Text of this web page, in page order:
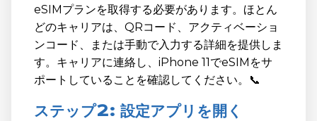
eSIMプランを取得する必要があります。ほとん
どのキャリアは、QRコード、アクティベーショ
ンコード、または手動で入力する詳細を提供しま
す。キャリアに連絡し、iPhone 11でeSIMをサ
ポートしていることを確認してください。📞
ステップ2: 設定アプリを開く